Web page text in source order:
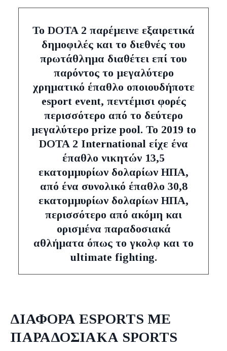
Το DOTA 2 παρέμεινε εξαιρετικά
δημοφιλές και το διεθνές του
πρωτάθλημα διαθέτει επί του
παρόντος το μεγαλύτερο
χρηματικό έπαθλο οποιουδήποτε
esport event, πεντέμισι φορές
περισσότερο από το δεύτερο
μεγαλύτερο prize pool. Το 2019 to
DOTA 2 International είχε ένα
έπαθλο νικητών 13,5
εκατομμυρίων δολαρίων ΗΠΑ,
από ένα συνολικό έπαθλο 30,8
εκατομμυρίων δολαρίων ΗΠΑ,
περισσότερο από ακόμη και
ορισμένα παραδοσιακά
αθλήματα όπως το γκολφ και το
ultimate fighting.
ΔΙΑΦΟΡΑ ESPORTS ΜΕ
ΠΑΡΑΔΟΣΙΑΚΑ SPORTS